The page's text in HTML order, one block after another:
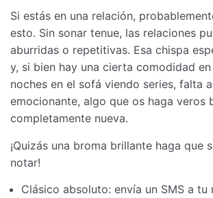
Si estás en una relación,
esto. Sin sonar tenue, las relaciones
aburridas o repetitivas. Esa chispa
y, si bien hay una cierta comodidad
noches en el sofá viendo series, falta
emocionante, algo que os haga veros
completamente nueva.
¡Quizás una broma brillante haga que
notar!
Clásico absoluto: envía un SMS a